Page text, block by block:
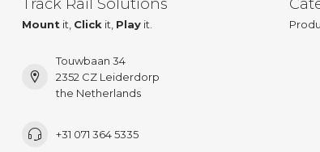
Mount it, Click it, Play it.
Touwbaan 34
2352 CZ Leiderdorp
the Netherlands
+31 071 364 5335